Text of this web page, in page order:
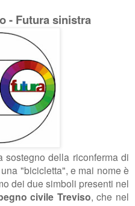
- Futura sinistra
sostegno della riconferma di
"bicicletta", e mai nome è
dei due simboli presenti nel
civile Treviso, che nel